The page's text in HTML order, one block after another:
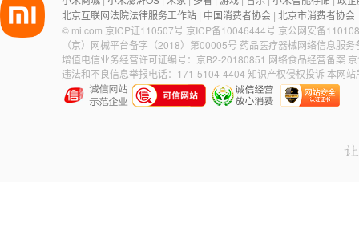
北京互联网法院法律服务工作站 中国消费者协会 北京市消费者协会
© mi.com 京ICP证110507号 京ICP备10046444号 京公网安备
（京）网械平台备字（2018）第00005号 药品医疗器械网络信息服
增值电信业务经营许可证编号：京B2-20180851 网络食品经营备案
违法和不良信息举报电话：171-5104-4404 知识产权侵权投诉 本网